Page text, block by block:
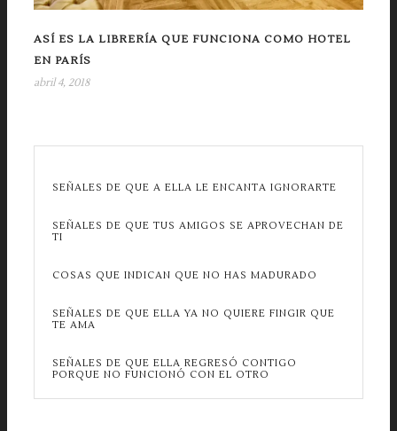
ASÍ ES LA LIBRERÍA QUE FUNCIONA COMO HOTEL
EN PARÍS
abril 4, 2018
SEÑALES DE QUE A ELLA LE ENCANTA IGNORARTE
SEÑALES DE QUE TUS AMIGOS SE APROVECHAN DE
TI
COSAS QUE INDICAN QUE NO HAS MADURADO
SEÑALES DE QUE ELLA YA NO QUIERE FINGIR QUE
TE AMA
SEÑALES DE QUE ELLA REGRESÓ CONTIGO
PORQUE NO FUNCIONÓ CON EL OTRO